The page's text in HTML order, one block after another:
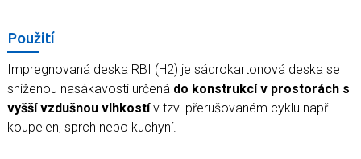
Použití
Impregnovaná deska RBI (H2) je sádrokartonová deska se
sníženou nasákavostí určená do konstrukcí v prostorách s
vyšší vzdušnou vlhkostív tzv. přerušovaném cyklu např.
koupelen, sprch nebo kuchyní.